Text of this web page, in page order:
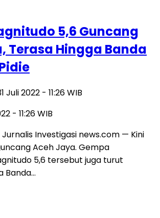
5,6 Guncang
Terasa Hingga Banda
Juli 2022 - 11:26 WIB
- 11:26 WIB
Investigasi news.com — Kini
Aceh Jaya. Gempa
5,6 tersebut juga turut
Banda…